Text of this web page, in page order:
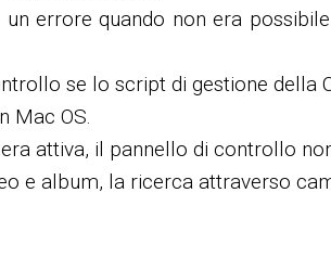
errore quando non era
se lo script di gestione
Mac OS.
attiva, il pannello di controllo
e album, la ricerca attraverso